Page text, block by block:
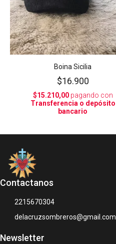
Boina Sicilia
$16.900
$15.210,00pagando con
Transferencia o depósito
bancario
Contactanos
2215670304
delacruzsombreros@gmail.com
Newsletter